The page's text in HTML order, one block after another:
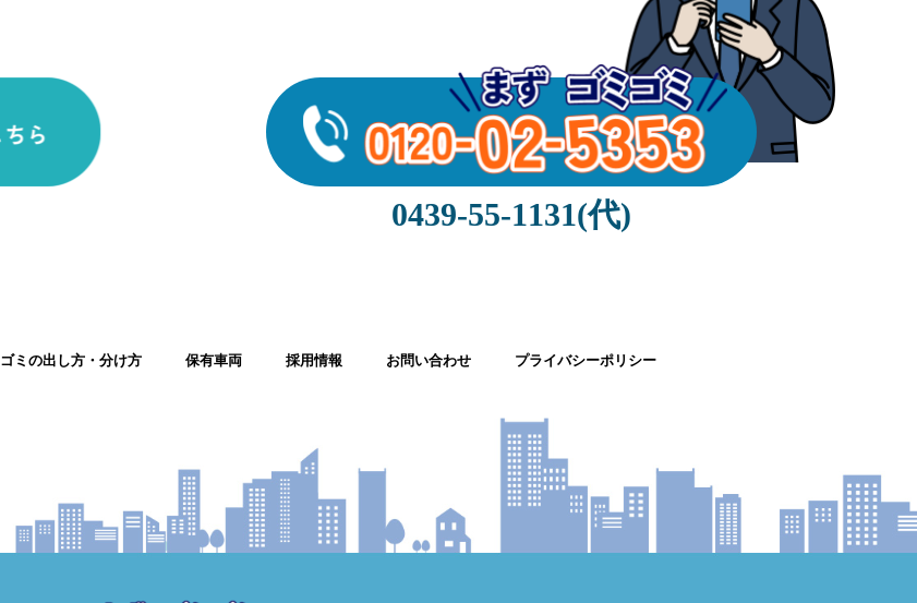
0439-55-1131(代)
ゴミの出し方・分け方 保有車両 採用情報 お問い合わせ プライバシーポリシー